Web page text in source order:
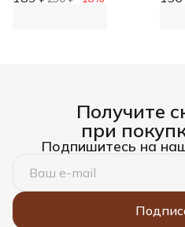
Получите
при
Подпишитесь на